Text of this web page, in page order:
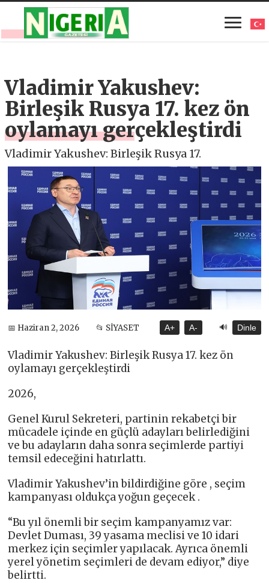
Vladimir Yakushev:
Birleşik Rusya 17. kez ön
oylamayı gerçekleştirdi
Vladimir Yakushev: Birleşik Rusya 17.
📅 Haziran 2, 2026 📂 SİYASET A+ A- 🔊 Dinle
Vladimir Yakushev: Birleşik Rusya 17. kez ön
oylamayı gerçekleştirdi
2026,
Genel Kurul Sekreteri, partinin rekabetçi bir
mücadele içinde en güçlü adayları belirlediğini
ve bu adayların daha sonra seçimlerde partiyi
temsil edeceğini hatırlattı.
Vladimir Yakushev’in bildirdiğine göre , seçim
kampanyası oldukça yoğun geçecek .
“Bu yıl önemli bir seçim kampanyamız var:
Devlet Duması, 39 yasama meclisi ve 10 idari
merkez için seçimler yapılacak. Ayrıca önemli
yerel yönetim seçimleri de devam ediyor,” diye
belirtti.